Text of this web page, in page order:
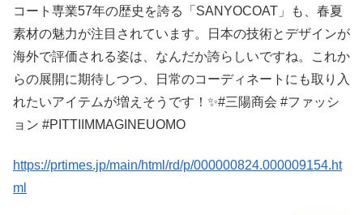
コート専業57年の歴史を誇る「SANYOCOAT」も、春夏
素材の魅力が注目されています。日本の技術とデザインが
海外で評価される姿は、なんだか誇らしいですね。これか
らの展開に期待しつつ、日常のコーディネートにも取り入
れたいアイテムが増えそうです！✨#三陽商会 #ファッシ
ョン #PITTIIMMAGINEUOMO
https://prtimes.jp/main/html/rd/p/000000824.000009154.ht
ml